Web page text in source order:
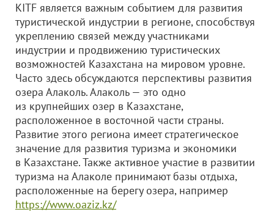
KITF является важным событием для развития
туристической индустрии в регионе, способствуя
укреплению связей между участниками
индустрии и продвижению туристических
возможностей Казахстана на мировом уровне.
Часто здесь обсуждаются перспективы развития
озера Алаколь. Алаколь — это одно
из крупнейших озер в Казахстане,
расположенное в восточной части страны.
Развитие этого региона имеет стратегическое
значение для развития туризма и экономики
в Казахстане. Также активное участие в развитии
туризма на Алаколе принимают базы отдыха,
расположенные на берегу озера, например
https://www.oaziz.kz/